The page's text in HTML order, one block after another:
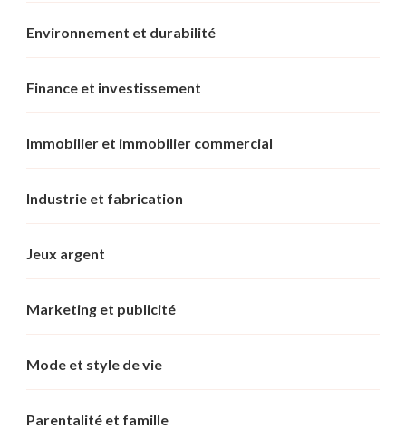
Environnement et durabilité
Finance et investissement
Immobilier et immobilier commercial
Industrie et fabrication
Jeux argent
Marketing et publicité
Mode et style de vie
Parentalité et famille